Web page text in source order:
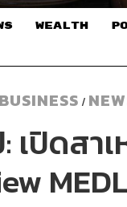
WEALTH
BUSINESS /
ปิดสาเ